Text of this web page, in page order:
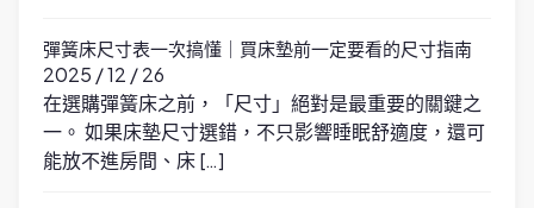
彈簧床尺寸表一次搞懂｜買床墊前一定要看的尺寸指南
2025 / 12 / 26
在選購彈簧床之前，「尺寸」絕對是最重要的關鍵之
一。 如果床墊尺寸選錯，不只影響睡眠舒適度，還可
能放不進房間、床 […]